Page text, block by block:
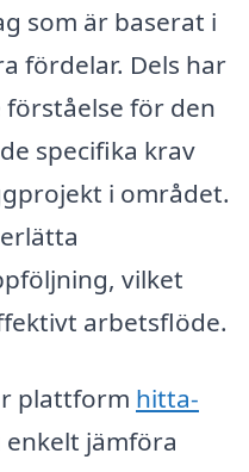
som är baserat i
fördelar. Dels har
för den
specifika krav
i området.
vilket
arbetsflöde.
plattform hitta-
enkelt jämföra